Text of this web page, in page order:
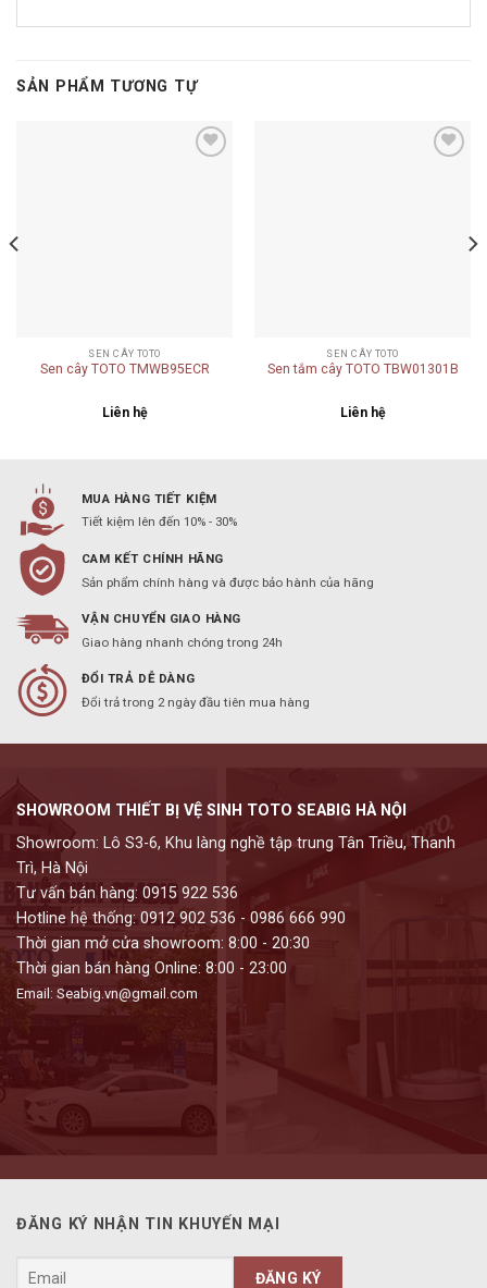
SẢN PHẨM TƯƠNG TỰ
SEN CÂY TOTO
Sen cây TOTO TMWB95ECR
Liên hệ
SEN CÂY TOTO
Sen tắm cây TOTO TBW01301B
Liên hệ
MUA HÀNG TIẾT KIỆM
Tiết kiệm lên đến 10% - 30%
CAM KẾT CHÍNH HÃNG
Sản phẩm chính hàng và được bảo hành của hãng
VẬN CHUYỂN GIAO HÀNG
Giao hàng nhanh chóng trong 24h
ĐỔI TRẢ DỄ DÀNG
Đổi trả trong 2 ngày đầu tiên mua hàng
SHOWROOM THIẾT BỊ VỆ SINH TOTO SEABIG HÀ NỘI
Showroom: Lô S3-6, Khu làng nghề tập trung Tân Triều, Thanh
Trì, Hà Nội
Tư vấn bán hàng: 0915 922 536
Hotline hệ thống: 0912 902 536 - 0986 666 990
Thời gian mở cửa showroom: 8:00 - 20:30
Thời gian bán hàng Online: 8:00 - 23:00
Email: Seabig.vn@gmail.com
ĐĂNG KÝ NHẬN TIN KHUYẾN MẠI